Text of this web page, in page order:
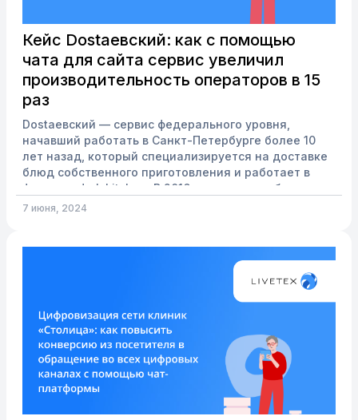
Кейс Dostaевский: как с помощью
чата для сайта сервис увеличил
производительность операторов в 15
раз
Dostaевский — сервис федерального уровня,
начавший работать в Санкт-Петербурге более 10
лет назад, который специализируется на доставке
блюд собственного приготовления и работает в
формате dark kitchen. В 2016 году сервис обратился
к LiveTex за решением, которое помогло бы сделать
текстовых каналов связи, чтобы постепенно
перевести коммуникацию с клиентами в цифровой
7 июня, 2024